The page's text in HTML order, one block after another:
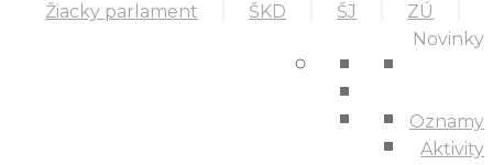
Žiacky parlament ŠKD ŠJ ZÚ
Novinky
Oznamy
Aktivity